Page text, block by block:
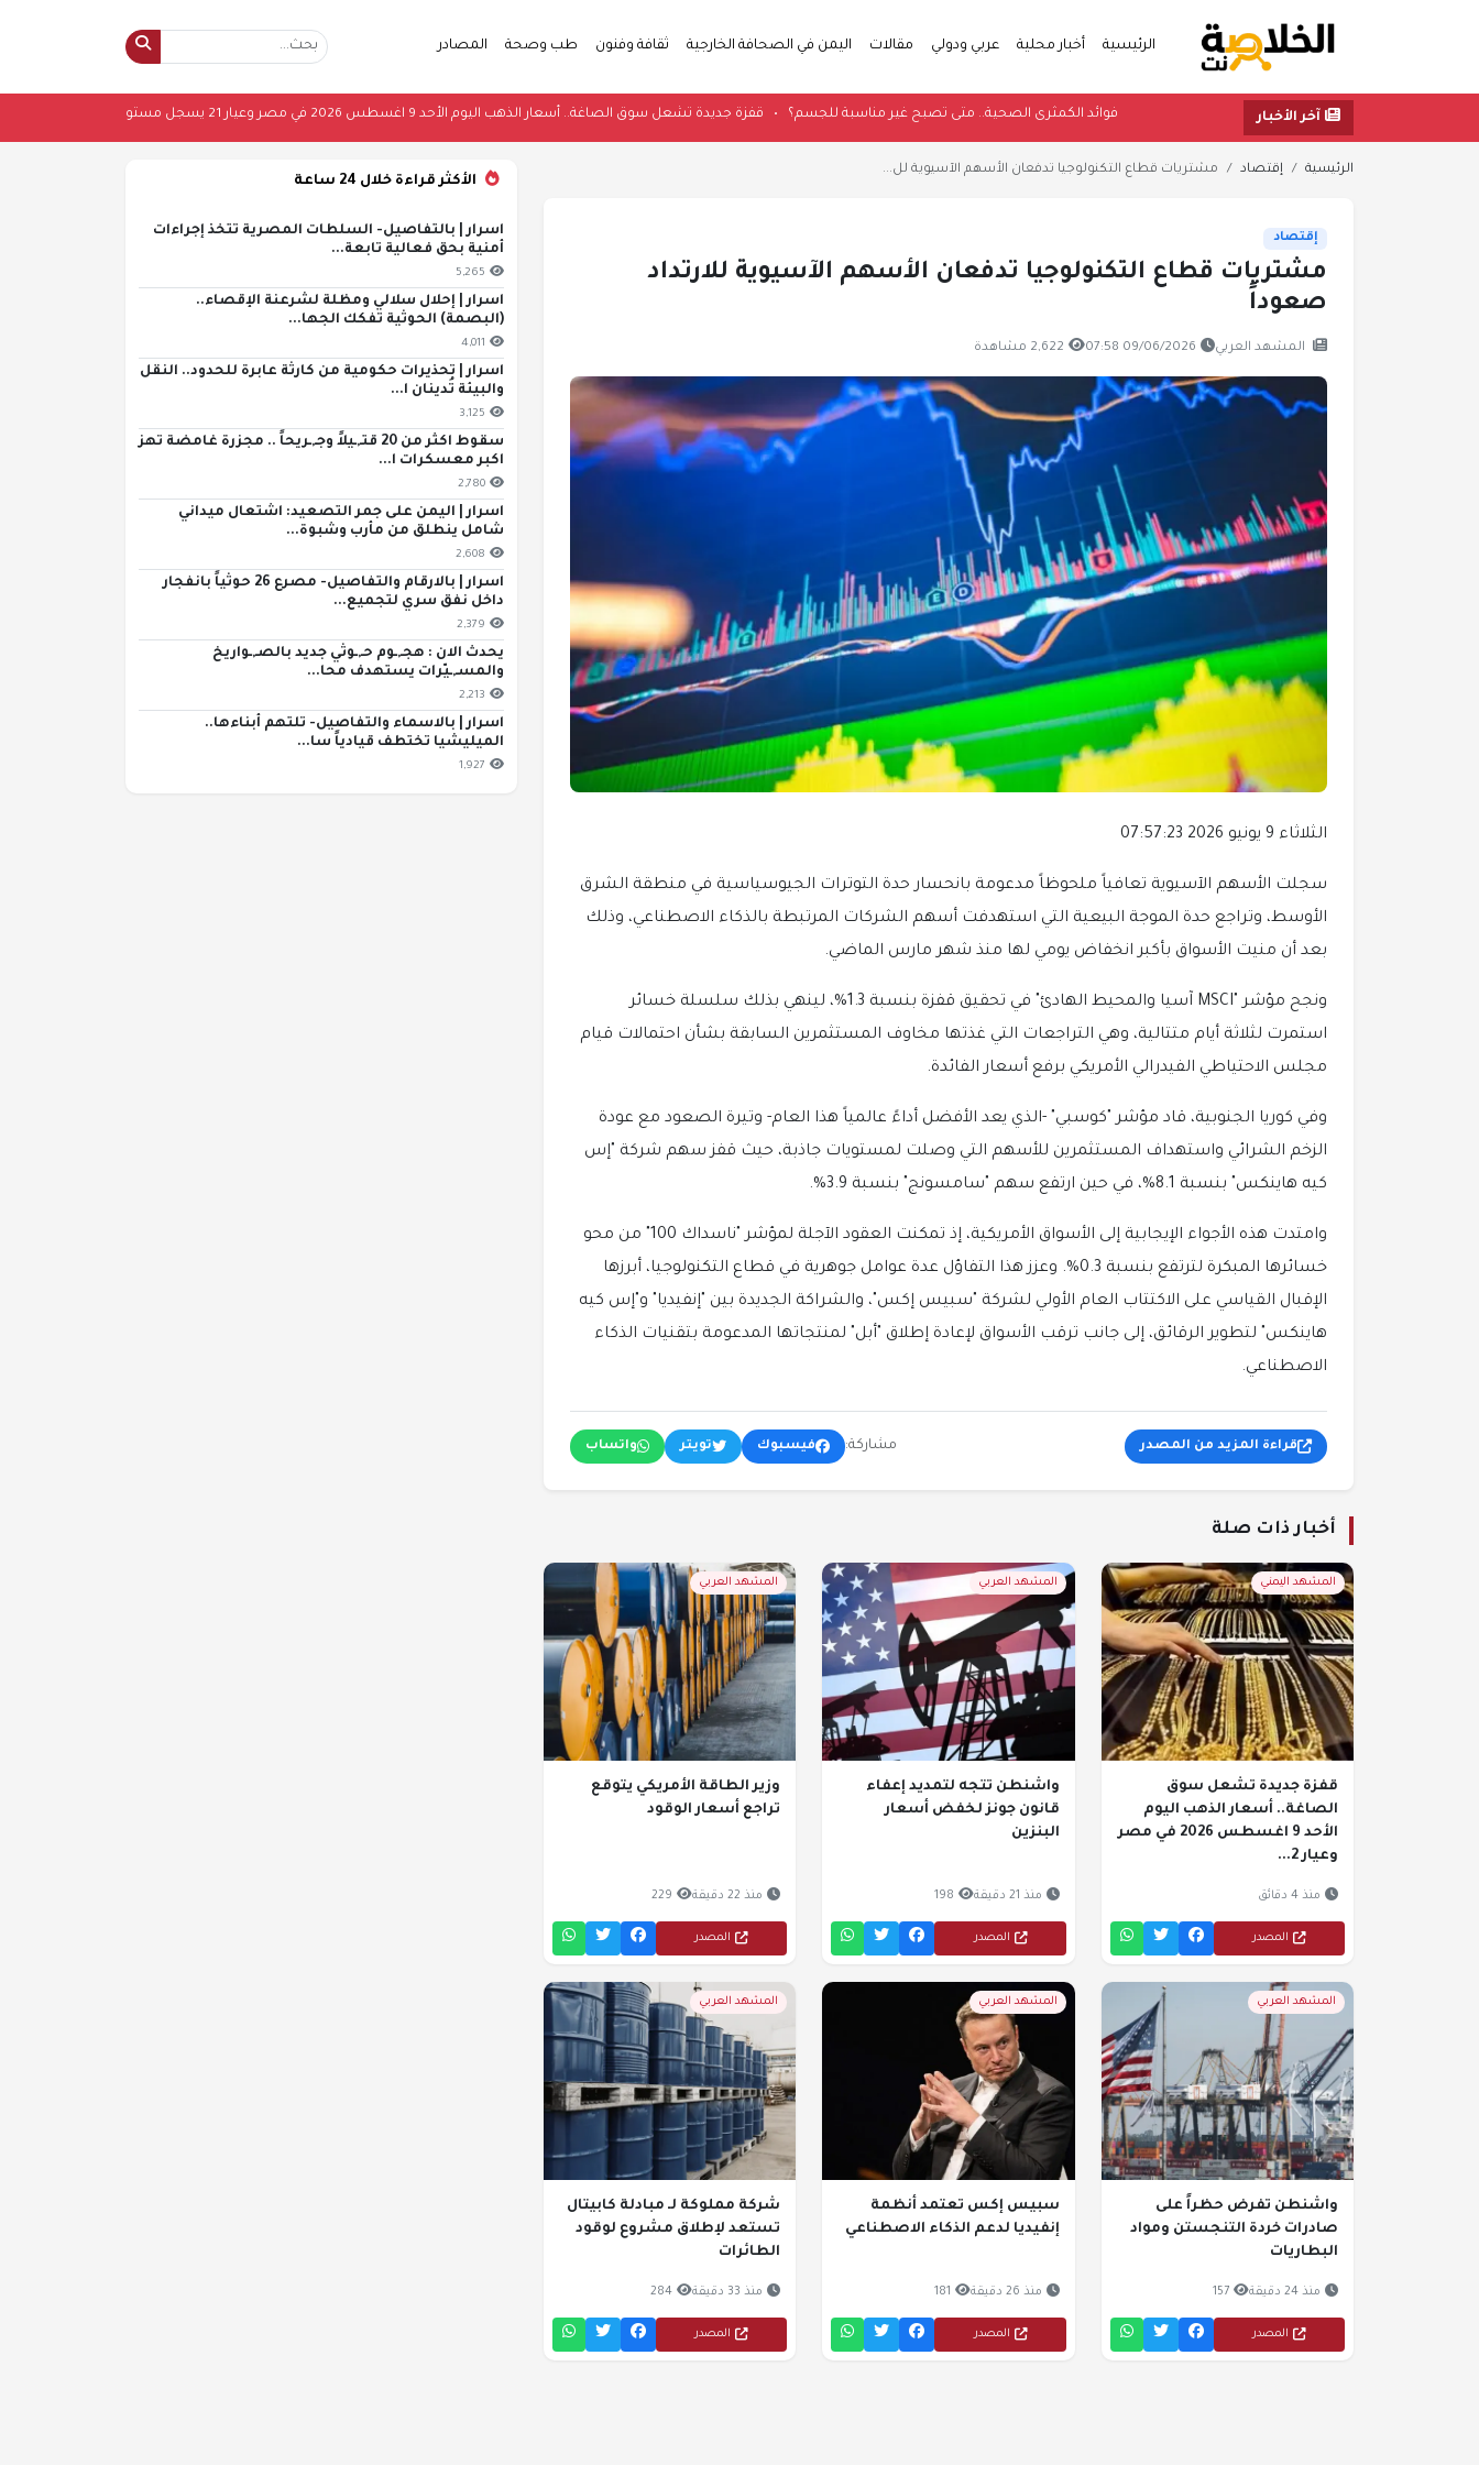
الرئيسية أخبار محلية عربي ودولي مقالات اليمن في الصحافة الخارجية ثقافة وفنون طب وصحة المصادر
آخر الأخبار فوائد الكمثرى الصحية.. متى تصبح غير مناسبة للجسم؟•قفزة جديدة تشعل سوق الصاغة.. أسعار الذهب اليوم الأحد 9 اغسطس 2026 في مصر وعيار 21 يسجل مستويات قياسية
الرئيسية إقتصاد مشتريات قطاع التكنولوجيا تدفعان الأسهم الآسيوية لل...
إقتصاد
مشتريات قطاع التكنولوجيا تدفعان الأسهم الآسيوية للارتداد
صعوداً
المشهد العربي 09/06/2026 07:58 2,622 مشاهدة
الثلاثاء 9 يونيو 2026 07:57:23
سجلت الأسهم الآسيوية تعافياً ملحوظاً مدعومة بانحسار حدة التوترات الجيوسياسية في منطقة الشرق
الأوسط، وتراجع حدة الموجة البيعية التي استهدفت أسهم الشركات المرتبطة بالذكاء الاصطناعي، وذلك
بعد أن منيت الأسواق بأكبر انخفاض يومي لها منذ شهر مارس الماضي.
ونجح مؤشر "MSCI آسيا والمحيط الهادئ" في تحقيق قفزة بنسبة 1.3%، لينهي بذلك سلسلة خسائر
استمرت لثلاثة أيام متتالية، وهي التراجعات التي غذتها مخاوف المستثمرين السابقة بشأن احتمالات قيام
مجلس الاحتياطي الفيدرالي الأمريكي برفع أسعار الفائدة.
وفي كوريا الجنوبية، قاد مؤشر "كوسبي" -الذي يعد الأفضل أداءً عالمياً هذا العام- وتيرة الصعود مع عودة
الزخم الشرائي واستهداف المستثمرين للأسهم التي وصلت لمستويات جاذبة، حيث قفز سهم شركة "إس
كيه هاينكس" بنسبة 8.1%، في حين ارتفع سهم "سامسونج" بنسبة 3.9%.
وامتدت هذه الأجواء الإيجابية إلى الأسواق الأمريكية، إذ تمكنت العقود الآجلة لمؤشر "ناسداك 100" من محو
خسائرها المبكرة لترتفع بنسبة 0.3%. وعزز هذا التفاؤل عدة عوامل جوهرية في قطاع التكنولوجيا، أبرزها
الإقبال القياسي على الاكتتاب العام الأولي لشركة "سبيس إكس"، والشراكة الجديدة بين "إنفيديا" و"إس كيه
هاينكس" لتطوير الرقائق، إلى جانب ترقب الأسواق لإعادة إطلاق "أبل" لمنتجاتها المدعومة بتقنيات الذكاء
الاصطناعي.
قراءة المزيد من المصدر مشاركة: فيسبوك تويتر واتساب
أخبار ذات صلة
المشهد اليمني
قفزة جديدة تشعل سوق
الصاغة.. أسعار الذهب اليوم
الأحد 9 اغسطس 2026 في مصر
وعيار 2...
منذ 4 دقائق
المصدر
المشهد العربي
واشنطن تتجه لتمديد إعفاء
قانون جونز لخفض أسعار
البنزين
منذ 21 دقيقة 198
المصدر
المشهد العربي
وزير الطاقة الأمريكي يتوقع
تراجع أسعار الوقود
منذ 22 دقيقة 229
المصدر
المشهد العربي
واشنطن تفرض حظراً على
صادرات خردة التنجستن ومواد
البطاريات
منذ 24 دقيقة 157
المصدر
المشهد العربي
سبيس إكس تعتمد أنظمة
إنفيديا لدعم الذكاء الاصطناعي
منذ 26 دقيقة 181
المصدر
المشهد العربي
شركة مملوكة لـ مبادلة كابيتال
تستعد لإطلاق مشروع لوقود
الطائرات
منذ 33 دقيقة 284
المصدر
الأكثر قراءة خلال 24 ساعة
اسرار | بالتفاصيل- السلطات المصرية تتخذ إجراءات
أمنية بحق فعالية تابعة...
5,265
اسرار | إحلال سلالي ومظلة لشرعنة الإقصاء..
(البصمة) الحوثية تفكك الجها...
4,011
اسرار | تحذيرات حكومية من كارثة عابرة للحدود.. النقل
والبيئة تُدينان ا...
3,125
سقوط اكثر من 20 قتـ,ـيلاً وجـ,ـريحاً .. مجزرة غامضة تهز
اكبر معسكرات ا...
2,780
اسرار | اليمن على جمر التصعيد: اشتعال ميداني
شامل ينطلق من مأرب وشبوة...
2,608
اسرار | بالارقام والتفاصيل- مصرع 26 حوثياً بانفجار
داخل نفق سري لتجميع...
2,379
يحدث الان : هجـ,ـوم حـ,ـوثي جديد بالصـ,ـواريخ
والمسـ,ـيّرات يستهدف محا...
2,213
اسرار | بالاسماء والتفاصيل- تلتهم أبناءها..
الميليشيا تختطف قيادياً سا...
1,927